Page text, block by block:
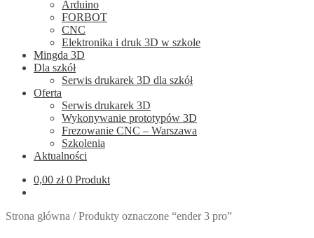
Arduino
FORBOT
CNC
Elektronika i druk 3D w szkole
Mingda 3D
Dla szkół
Serwis drukarek 3D dla szkół
Oferta
Serwis drukarek 3D
Wykonywanie prototypów 3D
Frezowanie CNC – Warszawa
Szkolenia
Aktualności
0,00 zł 0 Produkt
Strona główna /Produkty oznaczone “ender 3 pro”